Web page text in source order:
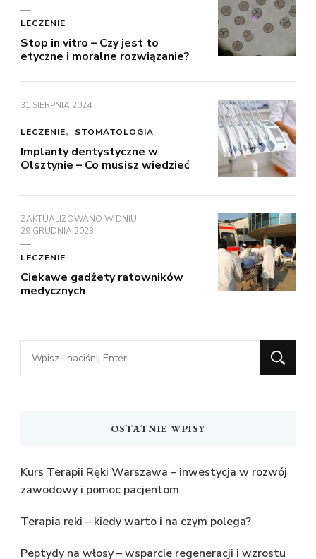
LECZENIE
Stop in vitro – Czy jest to
etyczne i moralne rozwiązanie?
31 SIERPNIA 2024
LECZENIE STOMATOLOGIA
Implanty dentystyczne w
Olsztynie – Co musisz wiedzieć
ZAKTUALIZOWANO W DNIU
29 GRUDNIA 2023
LECZENIE
Ciekawe gadżety ratowników
medycznych
Szukasz
czegoś?
OSTATNIE WPISY
Kurs Terapii Ręki Warszawa – inwestycja w rozwój
zawodowy i pomoc pacjentom
Terapia ręki – kiedy warto i na czym polega?
Peptydy na włosy – wsparcie regeneracji i wzrostu